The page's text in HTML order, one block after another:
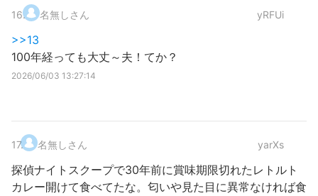
16. 名無しさん yRFUi
>>13
100年経っても大丈～夫！てか？
2026/06/03 13:27:14
17. 名無しさん yarXs
探偵ナイトスクープで30年前に賞味期限切れたレトルト
カレー開けて食べてたな。匂いや見た目に異常なければ食